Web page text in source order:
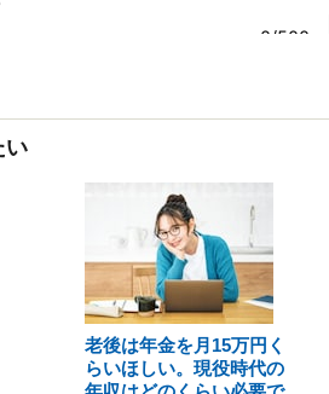
い
老後は年金を月15万円く
らいほしい。現役時代の